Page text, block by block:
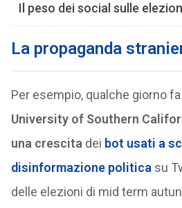
Il peso dei social sulle
La propaganda
Per esempio, qualche giorno fa
University of Southern
una crescita dei bot usati a
disinformazione politica su
delle elezioni di mid term